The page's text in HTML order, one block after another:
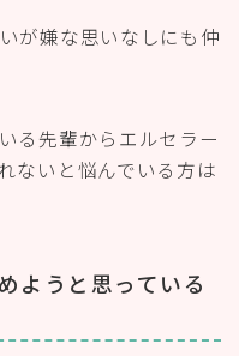
が嫌な思いなしにも仲
る先輩からエルセラー
ないと悩んでいる方は
ようと思っている